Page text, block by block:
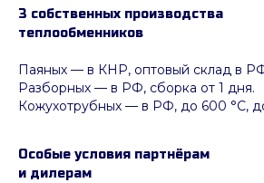
3 собственных производства
теплообменников
Паяных — в КНР, оптовый склад в
Разборных — в РФ, сборка от 1 дня.
Кожухотрубных — в РФ, до 600 °C,
Особые условия партнёрам
и дилерам